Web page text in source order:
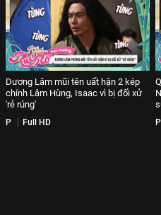
Dương Lâm mũi tên uất hận 2 kép
chính Lâm Hùng, Isaac vì bị đối xử
'rẻ rúng'
P Full HD P